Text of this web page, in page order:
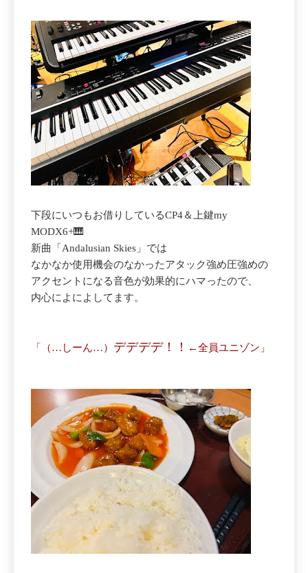
下段にいつもお借りしているCP4＆上鍵my
MODX6+🎹
新曲「Andalusian Skies」では
なかなか使用機会のなかったアタック強め圧強めの
アクセントになる音色が効果的にハマったので、
内心によによしてます。
「（…しーん…） デデデデ！！ ←全員ユニゾン」